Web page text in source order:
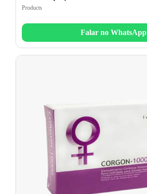
Products
Falar no WhatsApp